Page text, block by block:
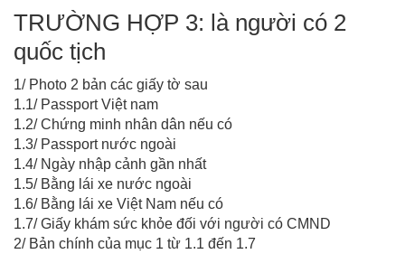
TRƯỜNG HỢP 3: là người có 2
quốc tịch
1/ Photo 2 bản các giấy tờ sau
1.1/ Passport Việt nam
1.2/ Chứng minh nhân dân nếu có
1.3/ Passport nước ngoài
1.4/ Ngày nhập cảnh gần nhất
1.5/ Bằng lái xe nước ngoài
1.6/ Bằng lái xe Việt Nam nếu có
1.7/ Giấy khám sức khỏe đối với người có CMND
2/ Bản chính của mục 1 từ 1.1 đến 1.7